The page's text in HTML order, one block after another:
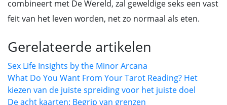
combineert met De Wereld, zal geweldige seks een vast
feit van het leven worden, net zo normaal als eten.
Gerelateerde artikelen
Sex Life Insights by the Minor Arcana
What Do You Want From Your Tarot Reading? Het
kiezen van de juiste spreiding voor het juiste doel
De acht kaarten: Begrip van grenzen